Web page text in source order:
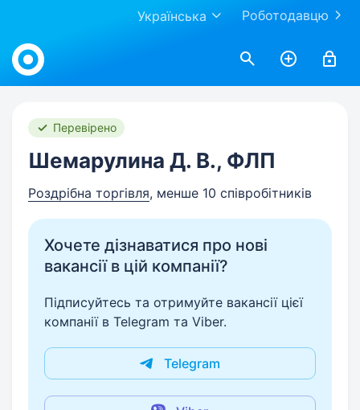
Роботодавцю
Українська
Work.ua
Перевірено
Шемарулина Д. В., ФЛП
Роздрібна торгівля, менше 10 співробітників
Хочете дізнаватися про нові
вакансії в цій компанії?
Підписуйтесь та отримуйте вакансії цієї
компанії в Telegram та Viber.
Telegram